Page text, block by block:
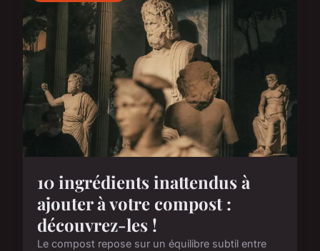
10 ingrédients inattendus à
ajouter à votre compost :
découvrez-les !
Le compost repose sur un équilibre subtil entre